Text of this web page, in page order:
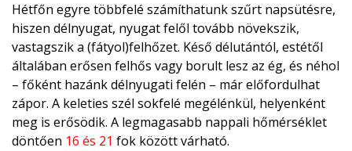
Hétfőn egyre többfelé számíthatunk szűrt napsütésre,
hiszen délnyugat, nyugat felől tovább növekszik,
vastagszik a (fátyol)felhőzet. Késő délutántól, estétől
általában erősen felhős vagy borult lesz az ég, és néhol
– főként hazánk délnyugati felén – már előfordulhat
zápor. A keleties szél sokfelé megélénkül, helyenként
meg is erősödik. A legmagasabb nappali hőmérséklet
döntően 16 és 21 fok között várható.